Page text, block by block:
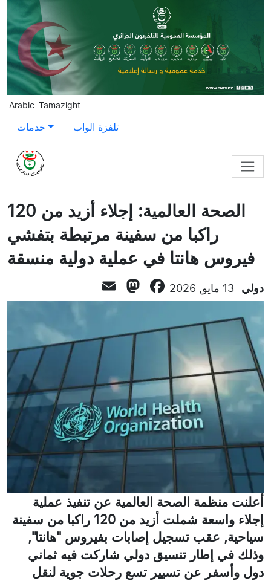
Skip to main content
Arabic Tamazight
خدمات تلفزة الواب
الصحة العالمية: إجلاء أزيد من 120
راكبا من سفينة مرتبطة بتفشي
فيروس هانتا في عملية دولية منسقة
دولي 13 مايو, 2026 Facebook
Mastodon
أعلنت منظمة الصحة العالمية عن تنفيذ عملية
إجلاء واسعة شملت أزيد من 120 راكبا من سفينة
سياحية, عقب تسجيل إصابات بفيروس "هانتا",
وذلك في إطار تنسيق دولي شاركت فيه ثماني
دول وأسفر عن تسيير تسع رحلات جوية لنقل